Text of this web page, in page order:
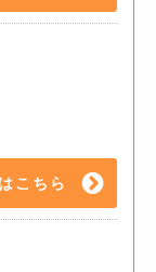
こちら